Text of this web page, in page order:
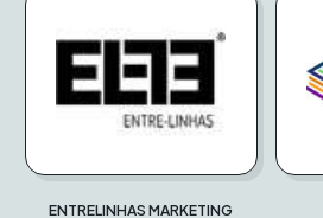
ENTRELINHAS MARKETING